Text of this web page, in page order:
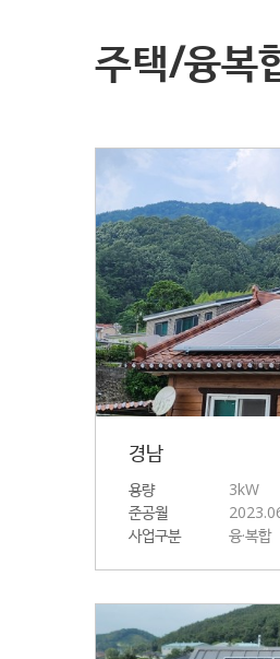
주택/융복
경남
용량
3kW
준공월
사업구분
융·복합